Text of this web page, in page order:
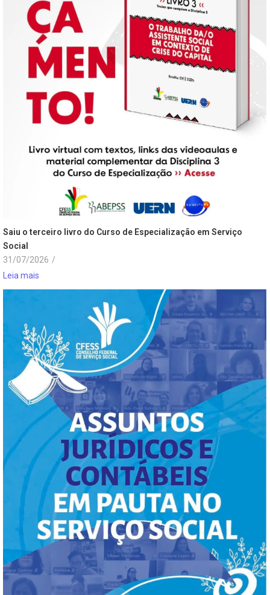
Saiu o terceiro livro do Curso de Especialização em Serviço
Social
31/07/2026 /
Leia mais